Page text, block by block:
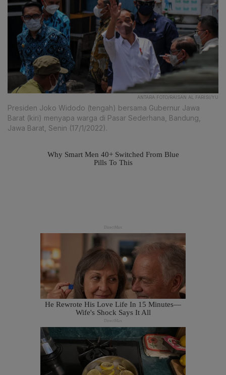
ANTARA FOTO/RAISAN AL FARISI/YU
Presiden Joko Widodo (tengah) bersama Gubernur Jawa
Barat (kiri) menyapa warga di Pasar Sederhana, Bandung,
Jawa Barat, Senin (17/1/2022).